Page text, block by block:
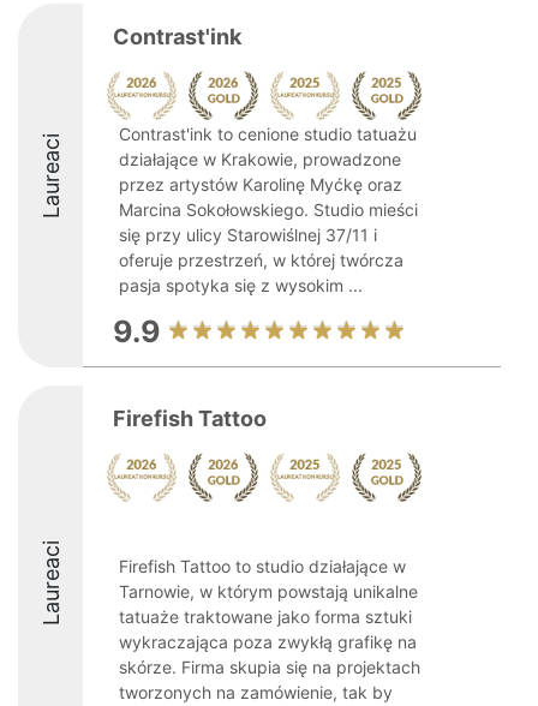
Laureaci
Contrast'ink
Contrast'ink to cenione studio tatuażu
działające w Krakowie, prowadzone
przez artystów Karolinę Myćkę oraz
Marcina Sokołowskiego. Studio mieści
się przy ulicy Starowiślnej 37/11 i
oferuje przestrzeń, w której twórcza
pasja spotyka się z wysokim ...
9.9
Laureaci
Firefish Tattoo
Firefish Tattoo to studio działające w
Tarnowie, w którym powstają unikalne
tatuaże traktowane jako forma sztuki
wykraczająca poza zwykłą grafikę na
skórze. Firma skupia się na projektach
tworzonych na zamówienie, tak by